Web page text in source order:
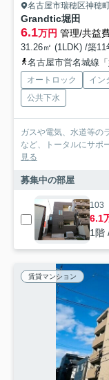
名古屋市瑞穂区神穂
Grandtic堀田
6.1万円 管理/共益
31.26㎡ (1LDK) /築11
名古屋市営名城線
オートロック イン
公共下水
ガスや電気、水道等の
など、トータルにサポ
見る
募集中の部屋
103
6.1
1階
賃貸マンション